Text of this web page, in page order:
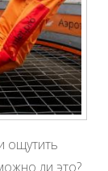
ощутить
ли это?